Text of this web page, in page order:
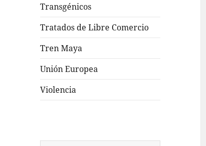
Transgénicos
Tratados de Libre Comercio
Tren Maya
Unión Europea
Violencia